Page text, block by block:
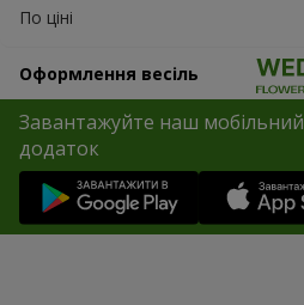
По ціні
Оформлення весіль
Завантажуйте наш мобільний
додаток